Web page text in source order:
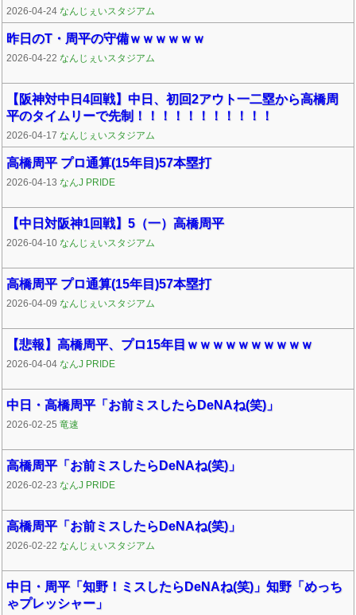
2026-04-24 なんじぇいスタジアム
昨日のT・周平の守備ｗｗｗｗｗｗ
2026-04-22 なんじぇいスタジアム
【阪神対中日4回戦】中日、初回2アウト一二塁から高橋周
平のタイムリーで先制！！！！！！！！！！！
2026-04-17 なんじぇいスタジアム
高橋周平 プロ通算(15年目)57本塁打
2026-04-13 なんJ PRIDE
【中日対阪神1回戦】5（一）高橋周平
2026-04-10 なんじぇいスタジアム
高橋周平 プロ通算(15年目)57本塁打
2026-04-09 なんじぇいスタジアム
【悲報】高橋周平、プロ15年目ｗｗｗｗｗｗｗｗｗｗ
2026-04-04 なんJ PRIDE
中日・高橋周平「お前ミスしたらDeNAね(笑)」
2026-02-25 竜速
高橋周平「お前ミスしたらDeNAね(笑)」
2026-02-23 なんJ PRIDE
高橋周平「お前ミスしたらDeNAね(笑)」
2026-02-22 なんじぇいスタジアム
中日・周平「知野！ミスしたらDeNAね(笑)」知野「めっち
ゃプレッシャー」